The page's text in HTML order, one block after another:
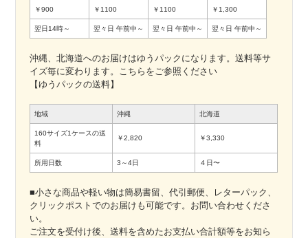
￥900 ￥1100 ￥1100 ￥1,300
翌日14時～ 翌々日 午前中～ 翌々日 午前中～ 翌々日 午前中～
沖縄、北海道へのお届けはゆうパックになります。送料等サ
イズ毎に変わります。こちらをご参照ください
【ゆうパックの送料】
地域 沖縄 北海道
160サイズ1ケースの送
料
￥2,820 ￥3,330
所用日数 3～4日 ４日〜
■小さな商品や軽い物は簡易書留、代引郵便、レターパック、
クリックポストでのお届けも可能です。お問い合わせくださ
い。
ご注文を受付け後、送料を含めたお支払い合計額等をお知ら